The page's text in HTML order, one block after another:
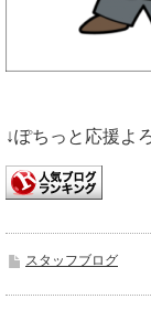
↓ぽちっと応援よ
スタッフブログ